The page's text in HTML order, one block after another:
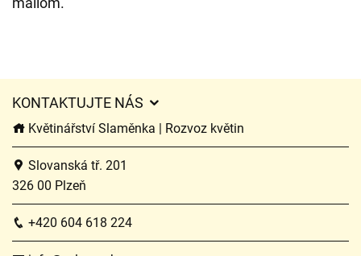
KONTAKTUJTE NÁS
Květinářství Slaměnka | Rozvoz květin
Slovanská tř. 201
326 00 Plzeň
+420 604 618 224